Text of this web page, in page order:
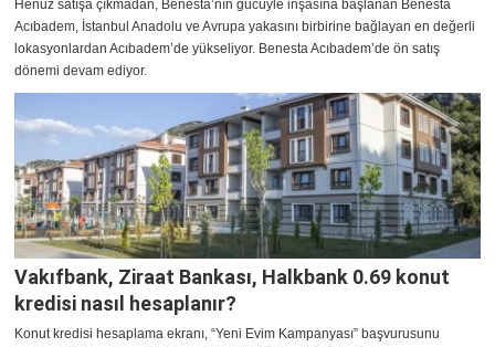
Henüz satışa çıkmadan, Benesta’nın gücüyle inşasına başlanan Benesta
Acıbadem, İstanbul Anadolu ve Avrupa yakasını birbirine bağlayan en değerli
lokasyonlardan Acıbadem’de yükseliyor. Benesta Acıbadem’de ön satış
dönemi devam ediyor.
Vakıfbank, Ziraat Bankası, Halkbank 0.69 konut
kredisi nasıl hesaplanır?
Konut kredisi hesaplama ekranı, “Yeni Evim Kampanyası” başvurusunu